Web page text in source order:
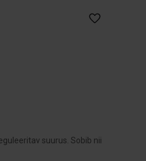
suurus. Sobib nii